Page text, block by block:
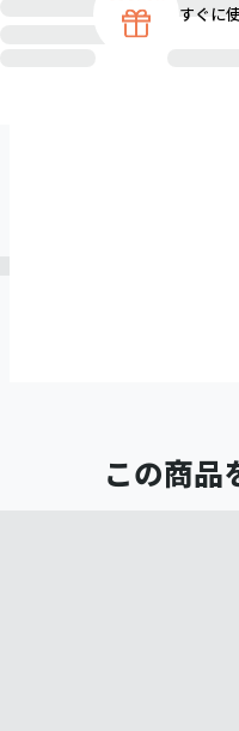
この商品
すぐに